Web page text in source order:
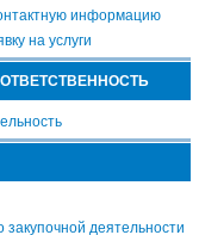
информацию
на услуги
деятельности